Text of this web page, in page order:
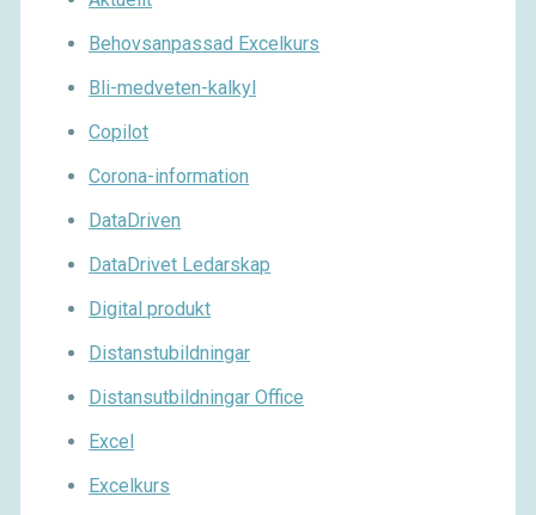
Behovsanpassad Excelkurs
Bli-medveten-kalkyl
Copilot
Corona-information
DataDriven
DataDrivet Ledarskap
Digital produkt
Distanstubildningar
Distansutbildningar Office
Excel
Excelkurs